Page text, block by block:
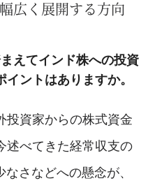
広く展開する方向
えてインド株への投資
ントはありますか。
投資家からの株式資金
述べてきた経常収支の
さなどへの懸念が、